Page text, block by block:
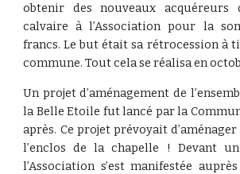
obtenir des nouveaux acquéreurs
calvaire à l’Association pour la
francs. Le but était sa rétrocession à
commune. Tout cela se réalisa en
Un projet d’aménagement de
la Belle Etoile fut lancé par la
après. Ce projet prévoyait
l’enclos de la chapelle ! Devant
l’Association s’est manifestée